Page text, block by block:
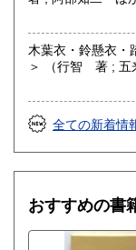
https://
メールでお問い合
もちろん、店頭へ
取り扱い分野
思想哲学宗教、歴
ト・展覧会図録、
木葉衣・鈴懸衣
＞ （行智 著 ;
全ての新着情
おすすめの書